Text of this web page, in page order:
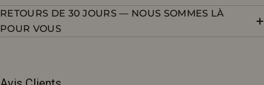
RETOURS DE 30 JOURS — NOUS SOMMES LÀ
POUR VOUS